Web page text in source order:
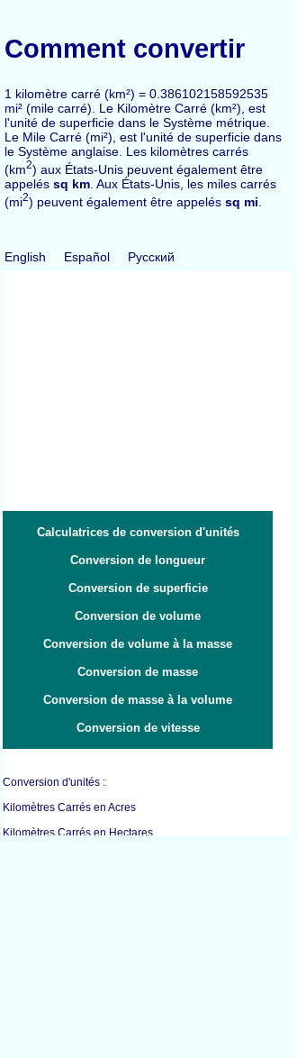
Comment convertir
1 kilomètre carré (km²) = 0.386102158592535
mi² (mile carré). Le Kilomètre Carré (km²), est
l'unité de superficie dans le Système métrique.
Le Mile Carré (mi²), est l'unité de superficie dans
le Système anglaise. Les kilomètres carrés
(km2) aux États-Unis peuvent également être
appelés sq km . Aux États-Unis, les miles carrés
(mi2) peuvent également être appelés sq mi
English Español Русский
Calculatrices de conversion d'unités
Conversion de longueur
Conversion de superficie
Conversion de volume
Conversion de volume à la masse
Conversion de masse
Conversion de masse à la volume
Conversion de vitesse
Conversion d'unités :
Kilomètres Carrés en Acres
Kilomètres Carrés en Hectares